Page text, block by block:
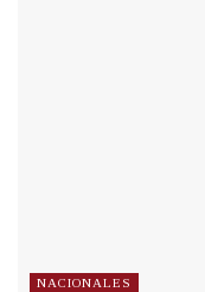
NACIONALES